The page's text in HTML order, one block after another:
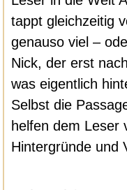
tappt gleichzeitig
genauso viel –
Nick, der erst
was eigentlich
Selbst die
helfen dem Leser
Hintergründe und